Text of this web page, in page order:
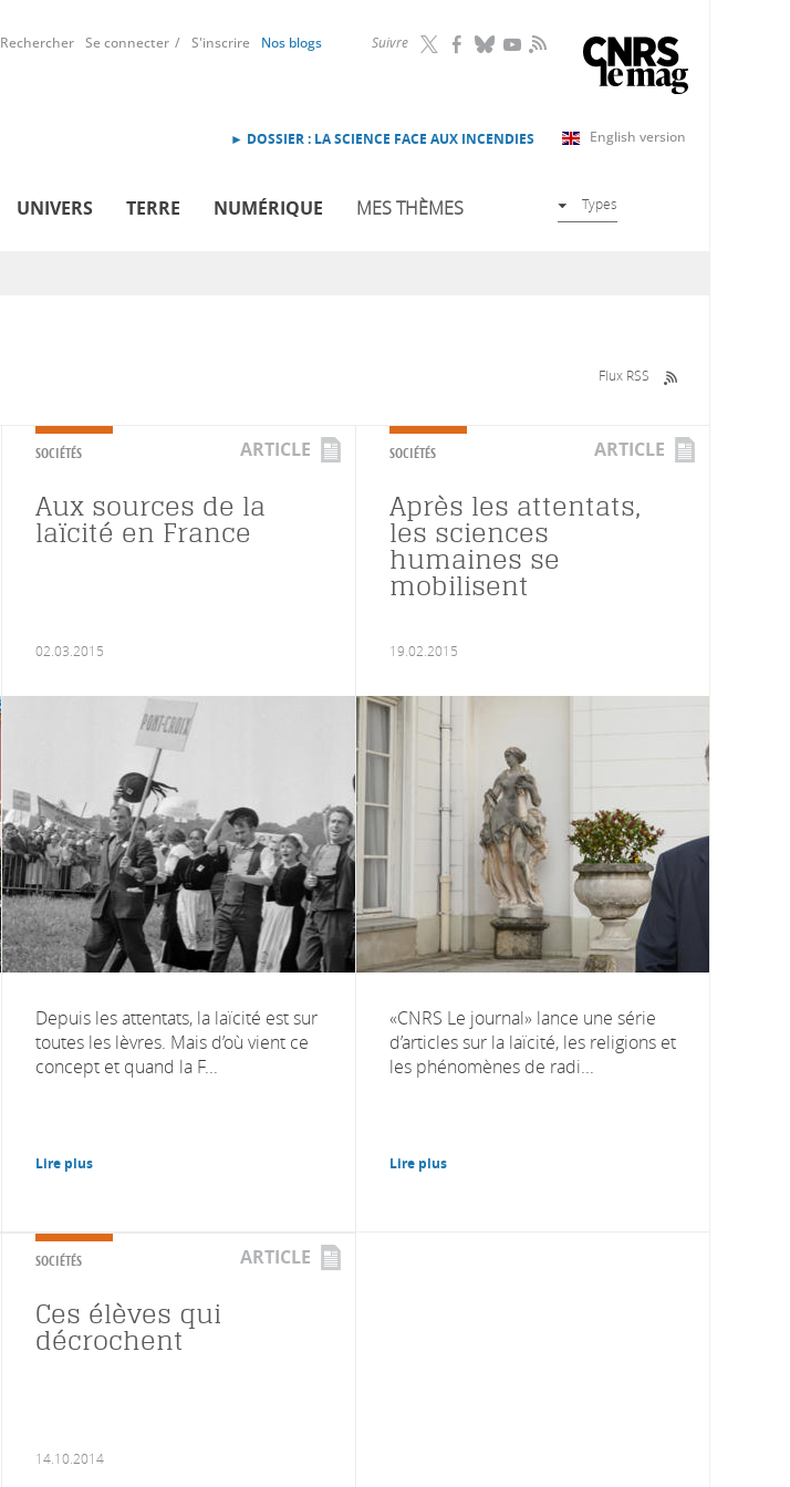
Suivre RSS
Rechercher Se connecter S'inscrire Nos blogs
English version
► DOSSIER : LA SCIENCE FACE AUX INCENDIES
UNIVERS TERRE NUMÉRIQUE MES THÈMES Types
Flux RSS
SOCIÉTÉS ARTICLE
Aux sources de la
laïcité en France
02.03.2015
Depuis les attentats, la laïcité est sur
toutes les lèvres. Mais d’où vient ce
concept et quand la F...
Lire plus
SOCIÉTÉS ARTICLE
Après les attentats,
les sciences
humaines se
mobilisent
19.02.2015
«CNRS Le journal» lance une série
d’articles sur la laïcité, les religions et
les phénomènes de radi...
Lire plus
SOCIÉTÉS ARTICLE
Ces élèves qui
décrochent
14.10.2014